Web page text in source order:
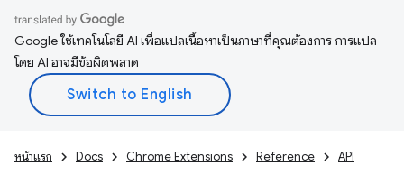
Google ใช้เทคโนโลยี AI เพื่อแปลเนื้อหาเป็นภาษาที่คุณต้องการ การแปล
โดย AI อาจมีข้อผิดพลาด
หน้าแรก Docs Chrome Extensions Reference API